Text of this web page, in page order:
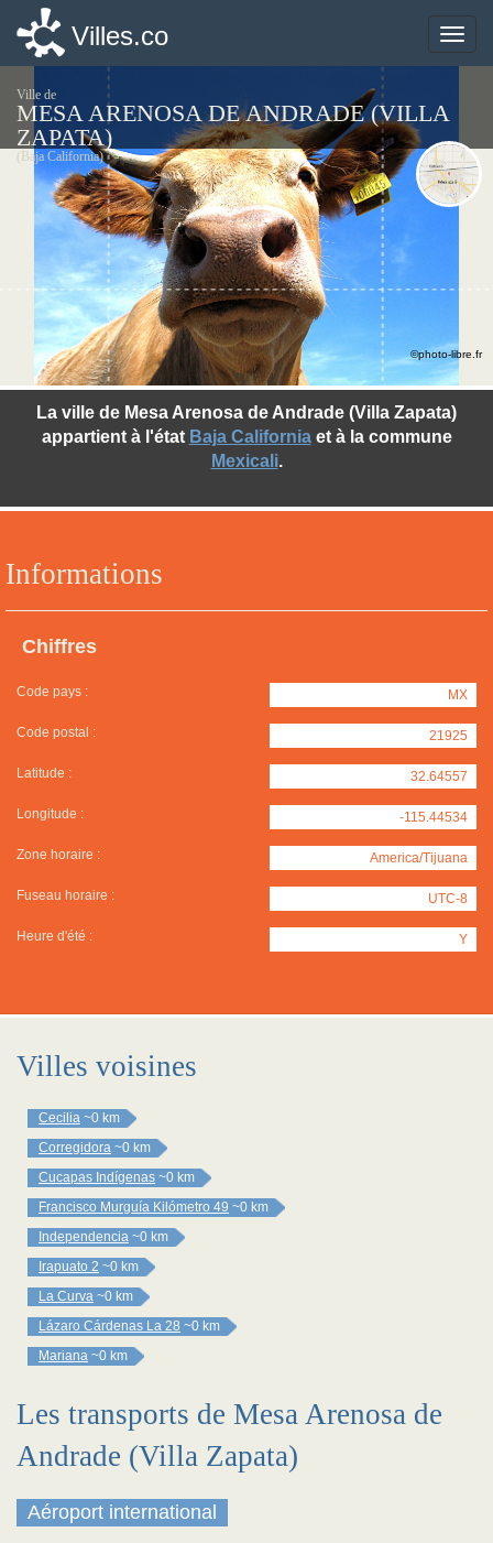
Toggle
Villes.co
Ville de
MESA ARENOSA DE ANDRADE (VILLA
ZAPATA)
(Baja California)
Informations
Chiffres
Code pays : MX
Code postal : 21925
Latitude : 32.64557
Longitude : -115.44534
Zone horaire : America/Tijuana
Fuseau horaire : UTC-8
Heure d'été : Y
La ville de Mesa Arenosa de Andrade (Villa Zapata)
appartient à l'état Baja Californiaet à la commune
Mexicali.
©photo-libre.fr
Villes voisines
Cecilia ~0 km
Corregidora ~0 km
Cucapas Indígenas ~0 km
Francisco Murguía Kilómetro 49 ~0 km
Independencia ~0 km
Irapuato 2 ~0 km
La Curva ~0 km
Lázaro Cárdenas La 28 ~0 km
Mariana ~0 km
Les transports de Mesa Arenosa de
Andrade (Villa Zapata)
Aéroport international
Toggle
Villes.co